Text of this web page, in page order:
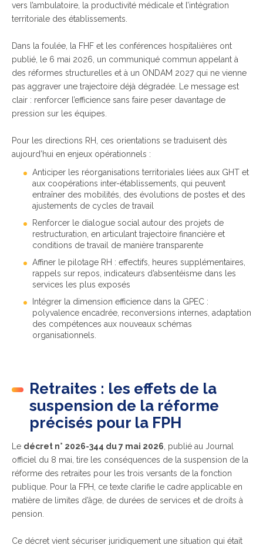
vers l’ambulatoire, la productivité médicale et l’intégration
territoriale des établissements.
Dans la foulée, la FHF et les conférences hospitalières ont
publié, le 6 mai 2026, un communiqué commun appelant à
des réformes structurelles et à un ONDAM 2027 qui ne vienne
pas aggraver une trajectoire déjà dégradée. Le message est
clair : renforcer l’efficience sans faire peser davantage de
pression sur les équipes.
Pour les directions RH, ces orientations se traduisent dès
aujourd’hui en enjeux opérationnels :
Anticiper les réorganisations territoriales liées aux GHT et
aux coopérations inter-établissements, qui peuvent
entraîner des mobilités, des évolutions de postes et des
ajustements de cycles de travail
Renforcer le dialogue social autour des projets de
restructuration, en articulant trajectoire financière et
conditions de travail de manière transparente
Affiner le pilotage RH : effectifs, heures supplémentaires,
rappels sur repos, indicateurs d’absentéisme dans les
services les plus exposés
Intégrer la dimension efficience dans la GPEC :
polyvalence encadrée, reconversions internes, adaptation
des compétences aux nouveaux schémas
organisationnels.
Retraites : les effets de la
suspension de la réforme
précisés pour la FPH
Le décret n° 2026-344 du 7 mai 2026 , publié au Journal
officiel du 8 mai, tire les conséquences de la suspension de la
réforme des retraites pour les trois versants de la fonction
publique. Pour la FPH, ce texte clarifie le cadre applicable en
matière de limites d’âge, de durées de services et de droits à
pension.
Ce décret vient sécuriser juridiquement une situation qui était